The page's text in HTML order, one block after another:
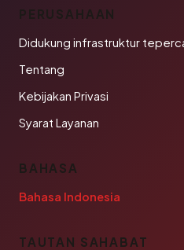
PERUSAHAAN
Didukung infrastruktur
Tentang
Kebijakan Privasi
Syarat Layanan
BAHASA
Bahasa Indonesia
TAUTAN SAHABAT